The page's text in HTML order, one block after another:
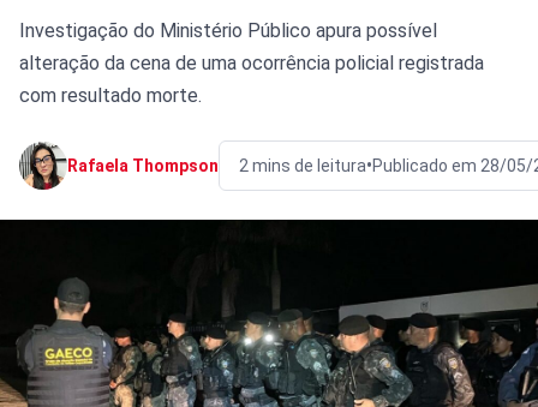
Investigação do Ministério Público apura possível
alteração da cena de uma ocorrência policial registrada
com resultado morte.
Rafaela Thompson 2 mins de leitura•Publicado em 28/05/